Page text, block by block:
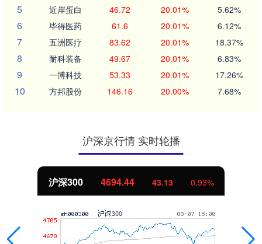
5 近岸蛋白 46.72 20.01% 5.62%
6 毕得医药 61.6 20.01% 6.12%
7 五洲医疗 83.62 20.01% 18.37%
8 耐科装备 49.67 20.01% 6.83%
9 一博科技 53.33 20.01% 17.26%
10 方邦股份 146.16 20.00% 7.68%
沪深京行情 实时轮播
北证50 1134.24 11.37 1.01%